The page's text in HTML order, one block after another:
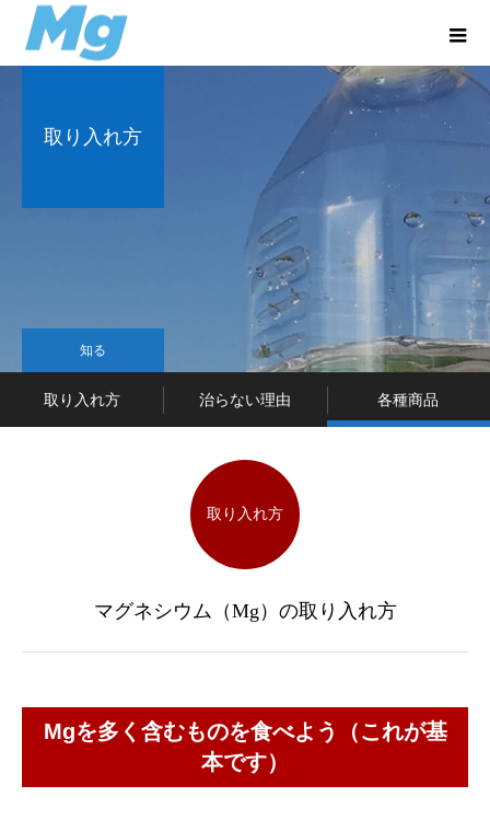
取り入れ方
知る
取り入れ方 治らない理由 各種商品
取り入れ方
マグネシウム（Mg）の取り入れ方
Mgを多く含むものを食べよう（これが基
本です）